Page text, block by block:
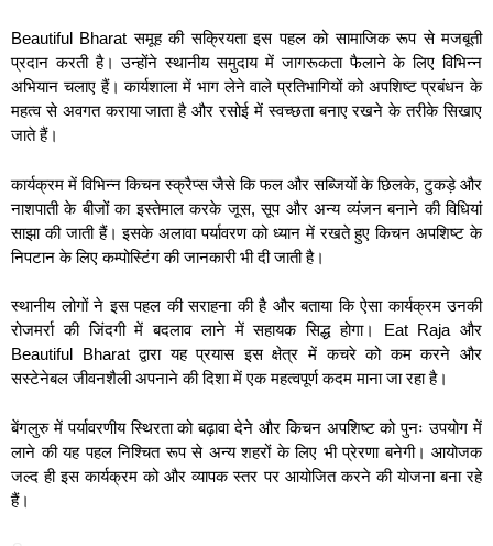
Beautiful Bharat समूह की सक्रियता इस पहल को सामाजिक रूप से मजबूती
प्रदान करती है। उन्होंने स्थानीय समुदाय में जागरूकता फैलाने के लिए विभिन्न
अभियान चलाए हैं। कार्यशाला में भाग लेने वाले प्रतिभागियों को अपशिष्ट प्रबंधन के
महत्व से अवगत कराया जाता है और रसोई में स्वच्छता बनाए रखने के तरीके सिखाए
जाते हैं।
कार्यक्रम में विभिन्न किचन स्क्रैप्स जैसे कि फल और सब्जियों के छिलके, टुकड़े और
नाशपाती के बीजों का इस्तेमाल करके जूस, सूप और अन्य व्यंजन बनाने की विधियां
साझा की जाती हैं। इसके अलावा पर्यावरण को ध्यान में रखते हुए किचन अपशिष्ट के
निपटान के लिए कम्पोस्टिंग की जानकारी भी दी जाती है।
स्थानीय लोगों ने इस पहल की सराहना की है और बताया कि ऐसा कार्यक्रम उनकी
रोजमर्रा की जिंदगी में बदलाव लाने में सहायक सिद्ध होगा। Eat Raja और
Beautiful Bharat द्वारा यह प्रयास इस क्षेत्र में कचरे को कम करने और
सस्टेनेबल जीवनशैली अपनाने की दिशा में एक महत्वपूर्ण कदम माना जा रहा है।
बेंगलुरु में पर्यावरणीय स्थिरता को बढ़ावा देने और किचन अपशिष्ट को पुनः उपयोग में
लाने की यह पहल निश्चित रूप से अन्य शहरों के लिए भी प्रेरणा बनेगी। आयोजक
जल्द ही इस कार्यक्रम को और व्यापक स्तर पर आयोजित करने की योजना बना रहे
हैं।